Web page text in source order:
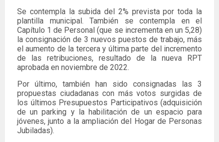
Se contempla la subida del 2% prevista por toda la
plantilla municipal. También se contempla en el
Capítulo 1 de Personal (que se incrementa en un 5,28)
la consignación de 3 nuevos puestos de trabajo, más
el aumento de la tercera y última parte del incremento
de las retribuciones, resultado de la nueva RPT
aprobada en noviembre de 2022.
Por último, también han sido consignadas las 3
propuestas ciudadanas con más votos surgidas de
los últimos Presupuestos Participativos (adquisición
de un parking y la habilitación de un espacio para
jóvenes, junto a la ampliación del Hogar de Personas
Jubiladas).